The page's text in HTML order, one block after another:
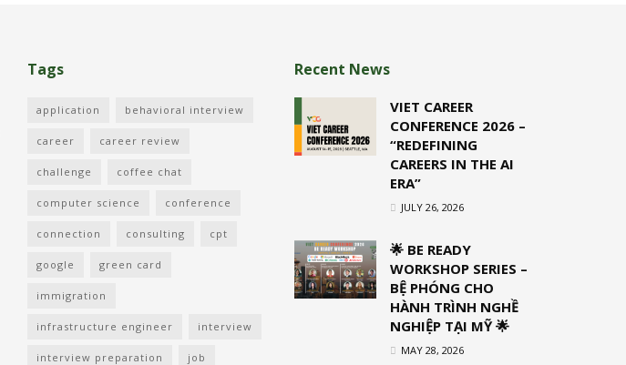
Tags
application behavioral interview
career career review
challenge coffee chat
computer science conference
connection consulting cpt
google green card
immigration
infrastructure engineer interview
interview preparation job
Recent News
VIET CAREER
CONFERENCE 2026 –
“REDEFINING
CAREERS IN THE AI
ERA”
JULY 26, 2026
🌟 BE READY
WORKSHOP SERIES –
BỆ PHÓNG CHO
HÀNH TRÌNH NGHỀ
NGHIỆP TẠI MỸ 🌟
MAY 28, 2026